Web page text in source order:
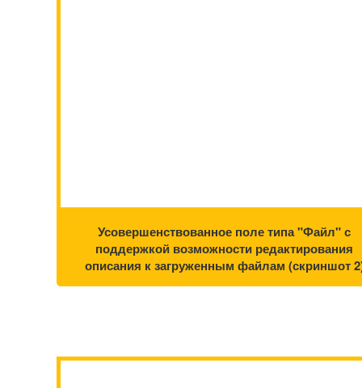
Усовершенствованное поле типа "Файл" с
поддержкой возможности редактирования
описания к загруженным файлам (скриншот